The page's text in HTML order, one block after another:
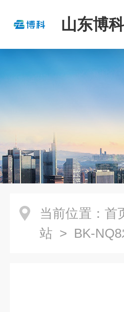
山东博
当前位置： 首
站 > BK-NQ8